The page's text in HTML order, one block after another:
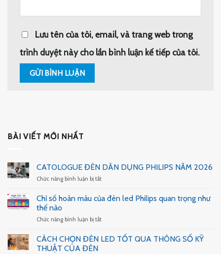
Lưu tên của tôi, email, và trang web trong
trình duyệt này cho lần bình luận kế tiếp của tôi.
BÀI VIẾT MỚI NHẤT
CATOLOGUE ĐÈN DÂN DỤNG PHILIPS NĂM 2026
Chức năng bình luận bị tắtở
ĐÈN
DÂN
PHILIPS
2026
Chỉ số hoàn màu của đèn led Philips quan trọng như
thế nào
Chức năng bình luận bị tắtở
số
CÁCH CHỌN ĐÈN LED TỐT QUA THÔNG SỐ KỸ
THUẬT CỦA ĐÈN